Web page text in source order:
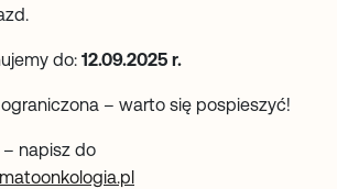
do: 12.09.2025 r.
– warto się pospieszyć!
– napisz do